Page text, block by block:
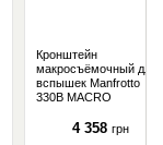
Кронштейн
макросъёмочный для
вспышек Manfrotto
330B MACRO
4 358 грн